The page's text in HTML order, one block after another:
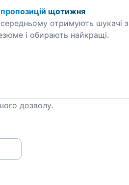
щотижня
отримують шукачі з
і обирають найкращі.
дозволу.